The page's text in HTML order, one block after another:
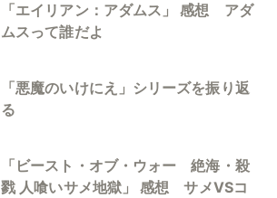
「エイリアン：アダムス」 感想 アダ
ムスって誰だよ
「悪魔のいけにえ」シリーズを振り返
る
「ビースト・オブ・ウォー 絶海・殺
戮 人喰いサメ地獄」 感想 サメVSコ